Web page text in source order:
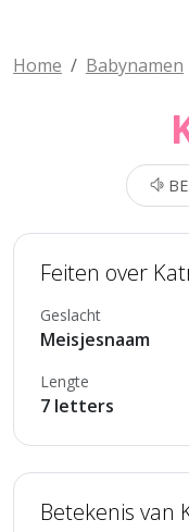
Home Babynamen
Feiten over
Geslacht
Meisjesnaam
Lengte
7 letters
Betekenis van